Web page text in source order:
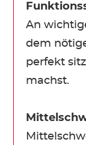
An
dem
perfekt
machst.